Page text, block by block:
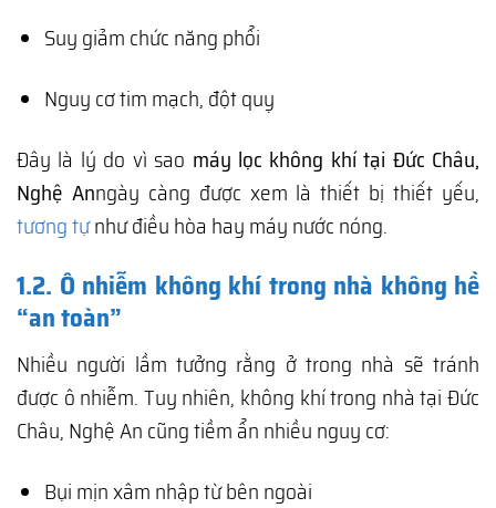
Suy giảm chức năng phổi
Nguy cơ tim mạch, đột quỵ
Đây là lý do vì sao máy lọc không khí tại Đức Châu,
Nghệ Anngày càng được xem là thiết bị thiết yếu,
tương tựnhư điều hòa hay máy nước nóng.
1.2. Ô nhiễm không khí trong nhà không hề
“an toàn”
Nhiều người lầm tưởng rằng ở trong nhà sẽ tránh
được ô nhiễm. Tuy nhiên, không khí trong nhà tại Đức
Châu, Nghệ An cũng tiềm ẩn nhiều nguy cơ:
Bụi mịn xâm nhập từ bên ngoài